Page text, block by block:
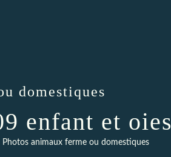
domestiques
enfant et oies
Photos animaux ferme ou domestiques